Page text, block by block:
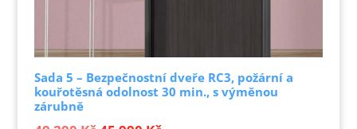
Sada 5 – Bezpečnostní dveře RC3, požární a
kouřotěsná odolnost 30 min., s výměnou
zárubně